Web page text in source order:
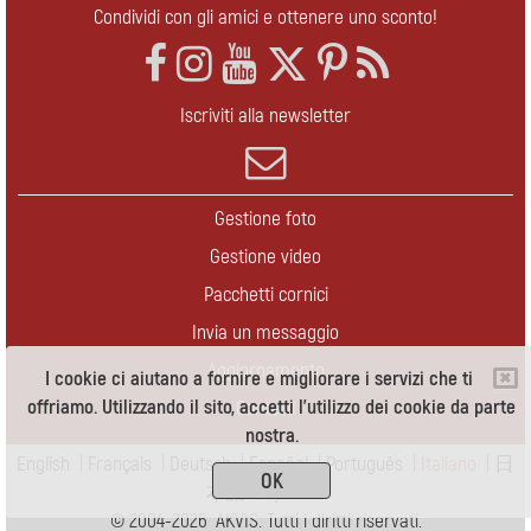
I cookie ci aiutano a fornire e migliorare i servizi che ti
offriamo. Utilizzando il sito, accetti l'utilizzo dei cookie da parte
nostra.
OK
Condividi con gli amici e ottenere uno sconto!
Iscriviti alla newsletter
Gestione foto
Gestione video
Pacchetti cornici
Invia un messaggio
Aggiornamento
Contatti
Deutsch|Español|Português
本語|Pусский
© 2004-2026 AKVIS. Tutti i diritti riservati.